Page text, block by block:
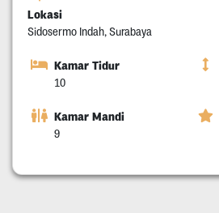
Lokasi
Sidosermo Indah, Surabaya
Kamar Tidur
10
Kamar Mandi
9